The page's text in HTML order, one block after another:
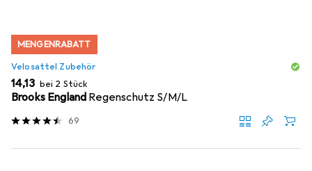
MENGENRABATT
Velosattel Zubehör
EUR
14,13 bei 2 Stück
Brooks England Regenschutz S/M/L
69